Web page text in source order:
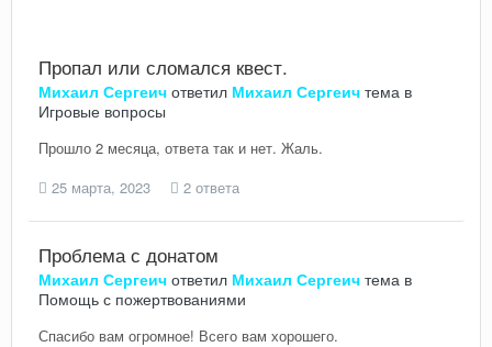
Пропал или сломался квест.
Михаил Сергеич ответил Михаил Сергеич тема в
Игровые вопросы
Прошло 2 месяца, ответа так и нет. Жаль.
25 марта, 2023
2 ответа
Проблема с донатом
Михаил Сергеич ответил Михаил Сергеич тема в
Помощь с пожертвованиями
Спасибо вам огромное! Всего вам хорошего.